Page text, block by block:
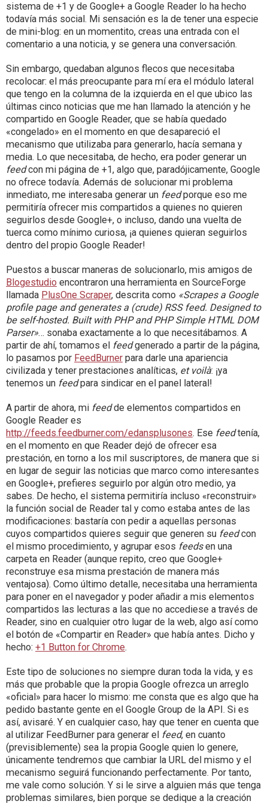
sistema de +1 y de Google+ a Google Reader lo ha hecho
todavía más social. Mi sensación es la de tener una especie
de mini-blog: en un momentito, creas una entrada con el
comentario a una noticia, y se genera una conversación.
Sin embargo, quedaban algunos flecos que necesitaba
recolocar: el más preocupante para mí era el módulo lateral
que tengo en la columna de la izquierda en el que ubico las
últimas cinco noticias que me han llamado la atención y he
compartido en Google Reader, que se había quedado
«congelado» en el momento en que desapareció el
mecanismo que utilizaba para generarlo, hacía semana y
media. Lo que necesitaba, de hecho, era poder generar un
feedcon mi página de +1, algo que, paradójicamente, Google
no ofrece todavía. Además de solucionar mi problema
inmediato, me interesaba generar un feedporque eso me
permitiría ofrecer mis compartidos a quienes no quieren
seguirlos desde Google+, o incluso, dando una vuelta de
tuerca como mínimo curiosa, ¡a quienes quieran seguirlos
dentro del propio Google Reader!
Puestos a buscar maneras de solucionarlo, mis amigos de
Blogestudio encontraron una herramienta en SourceForge
llamada PlusOne Scraper, descrita como «Scrapes a Google
profile page and generates a (crude) RSS feed. Designed to
be self-hosted. Built with PHP and PHP Simple HTML DOM
Parser»… sonaba exactamente a lo que necesitábamos. A
partir de ahí, tomamos el feedgenerado a partir de la página,
lo pasamos por FeedBurner para darle una apariencia
civilizada y tener prestaciones analíticas, et voilà: ¡ya
tenemos un feedpara sindicar en el panel lateral!
A partir de ahora, mi feedde elementos compartidos en
Google Reader es
http://feeds.feedburner.com/edansplusones. Ese feedtenía,
en el momento en que Reader dejó de ofrecer esa
prestación, en torno a los mil suscriptores, de manera que si
en lugar de seguir las noticias que marco como interesantes
en Google+, prefieres seguirlo por algún otro medio, ya
sabes. De hecho, el sistema permitiría incluso «reconstruir»
la función social de Reader tal y como estaba antes de las
modificaciones: bastaría con pedir a aquellas personas
cuyos compartidos quieres seguir que generen su feedcon
el mismo procedimiento, y agrupar esos feedsen una
carpeta en Reader (aunque repito, creo que Google+
reconstruye esa misma prestación de manera más
ventajosa). Como último detalle, necesitaba una herramienta
para poner en el navegador y poder añadir a mis elementos
compartidos las lecturas a las que no accediese a través de
Reader, sino en cualquier otro lugar de la web, algo así como
el botón de «Compartir en Reader» que había antes. Dicho y
hecho: +1 Button for Chrome.
Este tipo de soluciones no siempre duran toda la vida, y es
más que probable que la propia Google ofrezca un arreglo
«oficial» para hacer lo mismo: me consta que es algo que ha
pedido bastante gente en el Google Group de la API. Si es
así, avisaré. Y en cualquier caso, hay que tener en cuenta que
al utilizar FeedBurner para generar el feed, en cuanto
(previsiblemente) sea la propia Google quien lo genere,
únicamente tendremos que cambiar la URL del mismo y el
mecanismo seguirá funcionando perfectamente. Por tanto,
me vale como solución. Y si le sirve a alguien más que tenga
problemas similares, bien porque se dedique a la creación